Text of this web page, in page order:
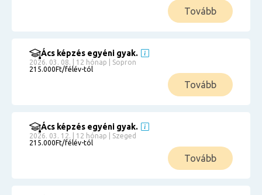
Tovább
Ács képzés egyéni gyak.
2026. 03. 08. | 12 hónap | Sopron
215.000Ft/félév-tól
Tovább
Ács képzés egyéni gyak.
2026. 03. 12. | 12 hónap | Szeged
215.000Ft/félév-tól
Tovább